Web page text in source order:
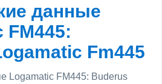
данные
FM445:
Fm445
Logamatic FM445: Buderus